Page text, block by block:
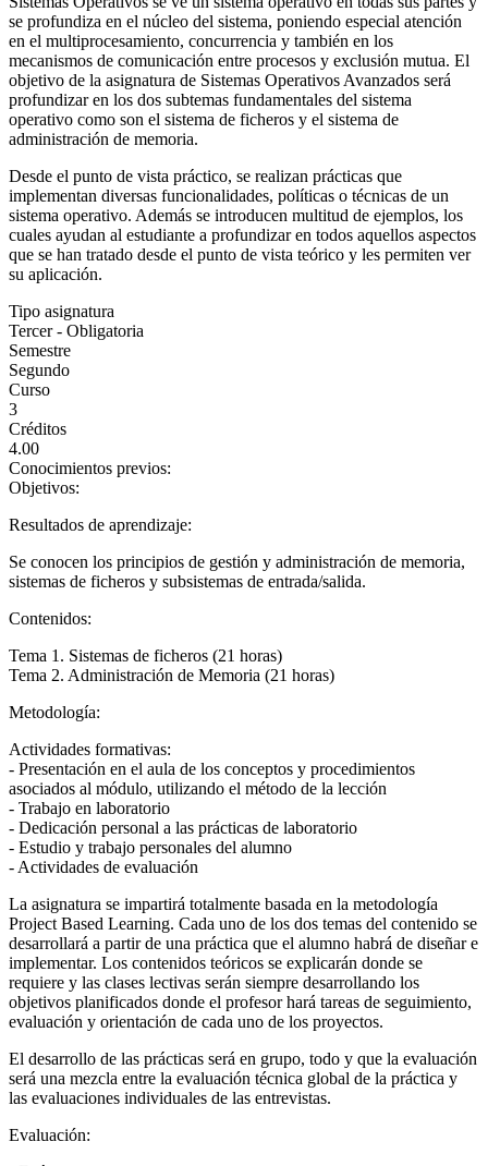
se profundiza en el núcleo del sistema, poniendo especial atención
en el multiprocesamiento, concurrencia y también en los
mecanismos de comunicación entre procesos y exclusión mutua. El
objetivo de la asignatura de Sistemas Operativos Avanzados será
profundizar en los dos subtemas fundamentales del sistema
operativo como son el sistema de ficheros y el sistema de
administración de memoria.
Desde el punto de vista práctico, se realizan prácticas que
implementan diversas funcionalidades, políticas o técnicas de un
sistema operativo. Además se introducen multitud de ejemplos, los
cuales ayudan al estudiante a profundizar en todos aquellos aspectos
que se han tratado desde el punto de vista teórico y les permiten ver
su aplicación.
Tipo asignatura
Tercer - Obligatoria
Semestre
Segundo
Curso
3
Créditos
4.00
Conocimientos previos:
Objetivos:
Resultados de aprendizaje:
Se conocen los principios de gestión y administración de memoria,
sistemas de ficheros y subsistemas de entrada/salida.
Contenidos:
Tema 1. Sistemas de ficheros (21 horas)
Tema 2. Administración de Memoria (21 horas)
Metodología:
Actividades formativas:
- Presentación en el aula de los conceptos y procedimientos
asociados al módulo, utilizando el método de la lección
- Trabajo en laboratorio
- Dedicación personal a las prácticas de laboratorio
- Estudio y trabajo personales del alumno
- Actividades de evaluación
La asignatura se impartirá totalmente basada en la metodología
Project Based Learning. Cada uno de los dos temas del contenido se
desarrollará a partir de una práctica que el alumno habrá de diseñar e
implementar. Los contenidos teóricos se explicarán donde se
requiere y las clases lectivas serán siempre desarrollando los
objetivos planificados donde el profesor hará tareas de seguimiento,
evaluación y orientación de cada uno de los proyectos.
El desarrollo de las prácticas será en grupo, todo y que la evaluación
será una mezcla entre la evaluación técnica global de la práctica y
las evaluaciones individuales de las entrevistas.
Evaluación: